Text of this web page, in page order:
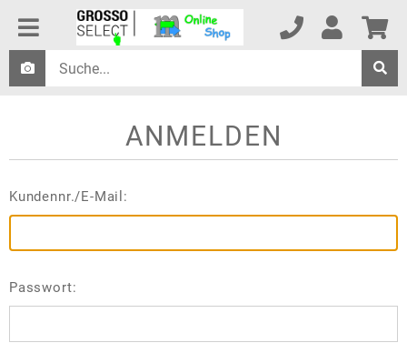
ANMELDEN
Kundennr./E-Mail:
Passwort: